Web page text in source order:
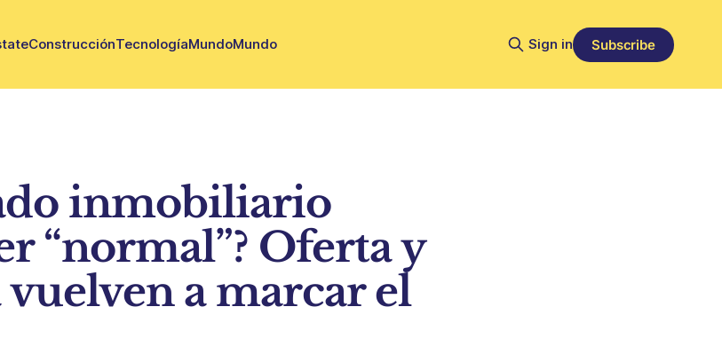
ConstrucciónTecnologíaMundoMundo Sign in Subscribe
inmobiliario
“normal”? Oferta y
a marcar el